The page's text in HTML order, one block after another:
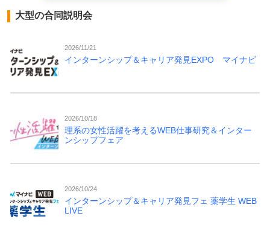
大型の合同説明会
2026/11/21
インターンシップ＆キャリア発見EXPO マイナビ
2026/10/18
理系の女性活躍を考えるWEB仕事研究＆インター
ンシップフェア
2026/10/24
インターンシップ＆キャリア発見フェ 薬学生 WEB
LIVE